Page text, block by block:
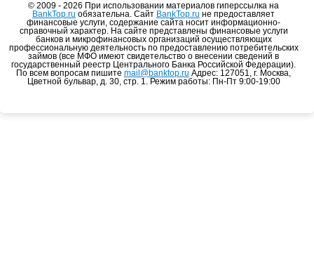
© 2009 - 2026 При использовании материалов гиперссылка на
BankTop.ru обязательна. Сайт BankTop.ru не предоставляет
финансовые услуги, содержание сайта носит информационно-
справочный характер. На сайте представлены финансовые услуги
банков и микрофинансовых организаций осуществляющих
профессиональную деятельность по предоставлению потребительских
займов (все МФО имеют свидетельство о внесении сведений в
государственный реестр Центрального Банка Российской Федерации).
По всем вопросам пишите mail@banktop.ru Адрес: 127051, г. Москва,
Цветной бульвар, д. 30, стр. 1. Режим работы: Пн-Пт 9:00-19:00